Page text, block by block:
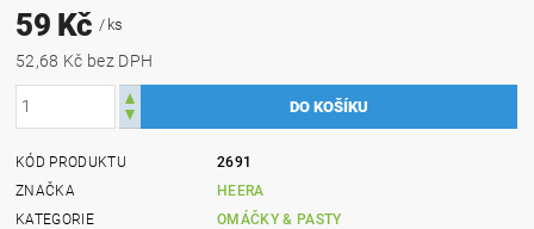
59 Kč/ ks
52,68 Kč bez DPH
KÓD PRODUKTU
2691
ZNAČKA
HEERA
KATEGORIE
OMÁČKY & PASTY